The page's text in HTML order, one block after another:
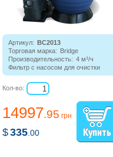
Артикул: BC2013
Торговая марка: Bridge
Производительность: 4 м³/ч
Фильтр с насосом для очистки
бассейнов объемом до 20м3.
14997.95 грн
$335 .00
Кол-во: